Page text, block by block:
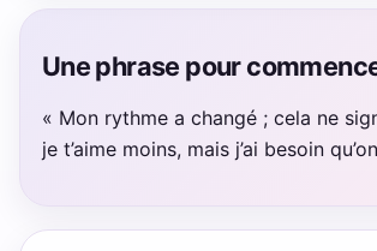
Une phrase pour
« Mon rythme a changé ; cela ne
je t’aime moins, mais j’ai besoin